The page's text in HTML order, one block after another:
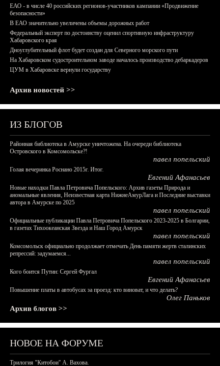
ЕАО - в числе 40 российских регионов-участников кампании «Продвижение
безопасности»
В ЕАО значительно увеличены объемы дорожных работ
Федеральный эксперт по достоинству оценил спортивную инфраструктуру
Хабаровского края
Дноуглубительный флот будет создан для Северного морского пути
На Хабаровском судостроительном заводе началось производство дебаркадеров
ЦУМ в Хабаровске вернули государству
Архив новостей >>
ИЗ БЛОГОВ
Районная библиотека в Амурске уничтожена. На очереди библиотека
Островского в Комсомольске?!
павел попельский
Голая вечеринка Роснано 2015г. Итог.
Евгений Афанасьев
Новые находки Павла Петровича Попельского: Архив газеты Природа и
аномальные явления, Неизвестная карта НижнеАмурЛага и Последние выставки
автора в Амурске по 2025
павел попельский
Официальные публикации Павла Петровича Попельского 2023-2025 в Болгарии,
в газетах Тихоокеанская Звезда и Наш Город Амурск
павел попельский
Комсомольск официально продолжает отмечать День памяти жертв сталинских
репрессий: задумаемся...
павел попельский
Кого боится Путин: Сергей Фургал
Евгений Афанасьев
Повышение платы в автобусах за проезд: кто виноват, и что делать?
Олег Паньков
Архив блогов >>
НОВОЕ НА ФОРУМЕ
Трилогия "Китобои" А. Вахова.